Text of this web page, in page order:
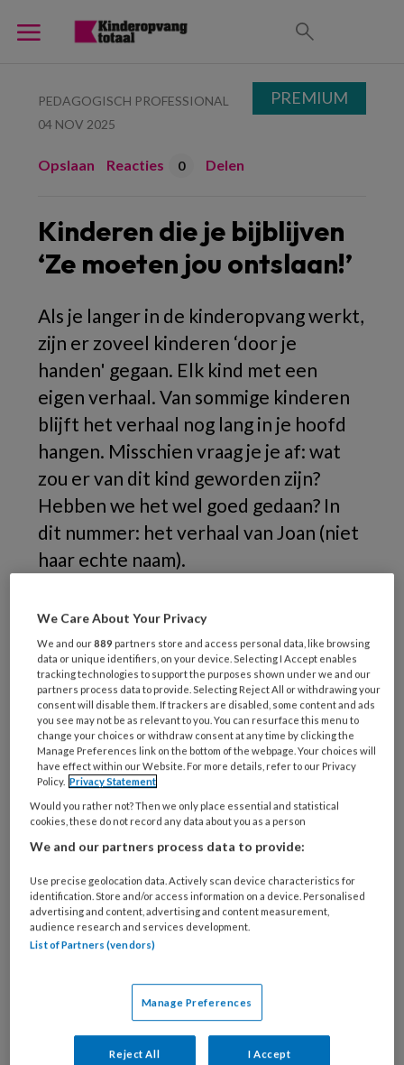
PEDAGOGISCH PROFESSIONAL
04 NOV 2025
Opslaan Reacties 0 Delen
Kinderen die je bijblijven
‘Ze moeten jou ontslaan!’
Als je langer in de kinderopvang werkt,
zijn er zoveel kinderen ‘door je
handen' gegaan. Elk kind met een
eigen verhaal. Van sommige kinderen
blijft het verhaal nog lang in je hoofd
hangen. Misschien vraag je je af: wat
zou er van dit kind geworden zijn?
Hebben we het wel goed gedaan? In
dit nummer: het verhaal van Joan (niet
haar echte naam).
© КРИСТИНА Игумнова / stock.adobe.com
Door
REGISTREREN
Wil je dit artikel lezen?
Maak gratis een account aan en lees 2
artikelen gratis per maand
PREMIUM
We Care About Your Privacy
We and our889 partners store and access personal data, like browsing
data or unique identifiers, on your device. Selecting I Accept enables
tracking technologies to support the purposes shown under we and our
partners process data to provide. Selecting Reject All or withdrawing your
consent will disable them. If trackers are disabled, some content and ads
you see may not be as relevant to you. You can resurface this menu to
change your choices or withdraw consent at any time by clicking the
Manage Preferences link on the bottom of the webpage. Your choices will
have effect within our Website. For more details, refer to our Privacy
Policy. Privacy Statement
Would you rather not? Then we only place essential and statistical
cookies, these do not record any data about you as a person
We and our partners process data to provide:
Use precise geolocation data. Actively scan device characteristics for
identification. Store and/or access information on a device. Personalised
advertising and content, advertising and content measurement,
audience research and services development.
List of Partners (vendors)
Manage Preferences
Reject All I Accept